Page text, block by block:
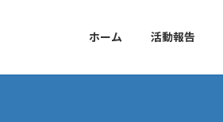
ホーム 活動報告